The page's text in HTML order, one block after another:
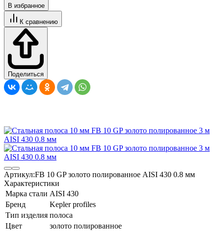
В избранное
К сравнению
Поделиться
Артикул:FB 10 GP золото полированное AISI 430 0.8 мм
Характеристики
Марка стали AISI 430
Бренд
Kepler profiles
Тип изделия полоса
Цвет
золото полированное